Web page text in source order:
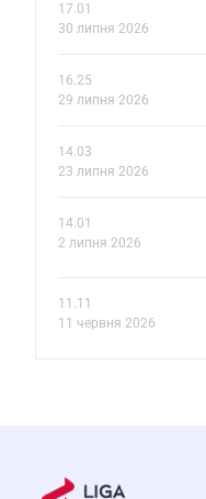
17.01
30 липня 2026
16.25
29 липня 2026
14.03
23 липня 2026
14.01
2 липня 2026
11.11
11 червня 2026